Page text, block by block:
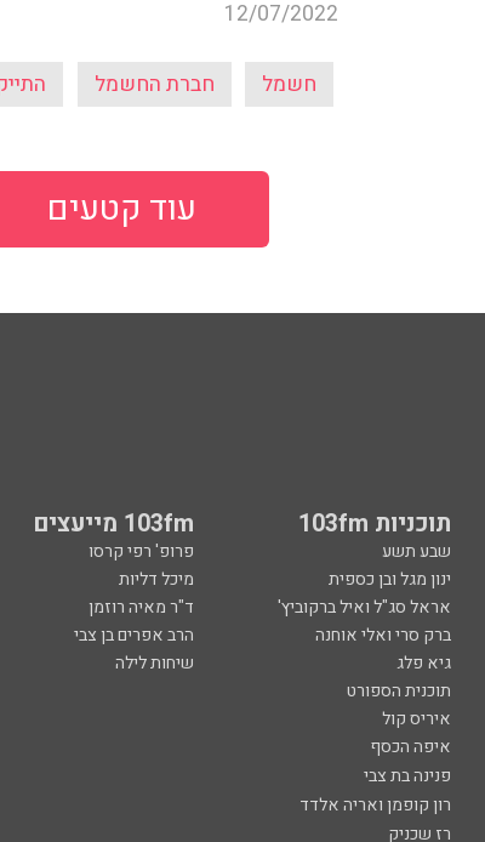
12/07/2022
חשמל חברת החשמל
עוד קטעים
תוכניות 103fm 103fm מייעצים
שבע תשע פרופ' רפי קרסו
ינון מגל ובן כספית
מיכל דליות
אראל סג"ל ואיל ברקוביץ'
ד"ר מאיה רוזמן
ברק סרי ואלי אוחנה
הרב אפרים בן צבי
גיא פלג
שיחות לילה
תוכנית הספורט
איריס קול
איפה הכסף
פנינה בת צבי
רון קופמן ואריה אלדד
רז שכניק